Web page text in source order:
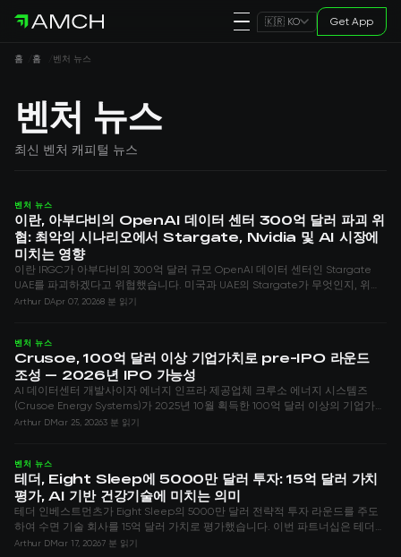
🇰🇷 KO Get App
홈 홈 벤처 뉴스
벤처 뉴스
최신 벤처 캐피털 뉴스
벤처 뉴스
이란, 아부다비의 OpenAI 데이터 센터 300억 달러 파괴 위
협: 최악의 시나리오에서 Stargate, Nvidia 및 AI 시장에
미치는 영향
이란 IRGC가 아부다비의 300억 달러 규모 OpenAI 데이터 센터인 Stargate
UAE를 파괴하겠다고 위협했습니다. 미국과 UAE의 Stargate가 무엇인지, 위협
이 Nvidia, GPU 시장에 미치는 영향, 최악의 시나리오에서 AI 산업에 어떤 일이
Arthur DApr 07, 20268 분 읽기
벤처 뉴스
Crusoe, 100억 달러 이상 기업가치로 pre-IPO 라운드
조성 — 2026년 IPO 가능성
AI 데이터센터 개발사이자 에너지 인프라 제공업체 크루소 에너지 시스템즈
(Crusoe Energy Systems)가 2025년 10월 획득한 100억 달러 이상의 기업가치
를 넘어서는 새로운 자금 조달 라운드를 진행 중이다. Axios Pro가 보도한 바에
Arthur DMar 25, 20263 분 읽기
벤처 뉴스
테더, Eight Sleep에 5000만 달러 투자: 15억 달러 가치
평가, AI 기반 건강기술에 미치는 의미
테더 인베스트먼츠가 Eight Sleep의 5000만 달러 전략적 투자 라운드를 주도
하여 수면 기술 회사를 15억 달러 가치로 평가했습니다. 이번 파트너십은 테더의
QVAC 엣지 AI를 Eight Sleep의 건강 플랫폼에 통합합니다.
Arthur DMar 17, 20267 분 읽기